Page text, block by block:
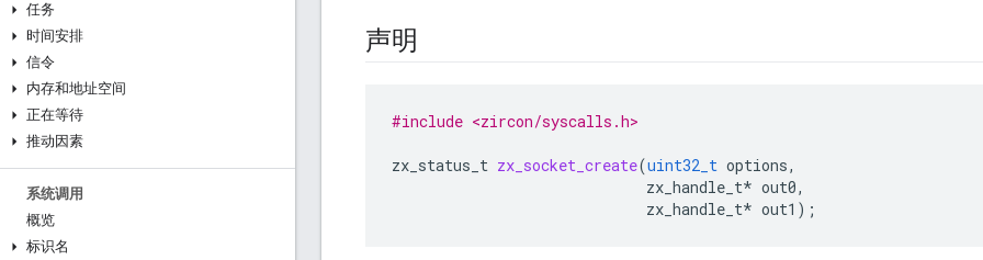
任务
时间安排
信令
内存和地址空间
正在等待
推动因素
系统调用
概览
标识名
声明
#include <zircon/syscalls.h>
zx_status_t zx_socket_create(uint32_t options,
zx_handle_t* out0,
zx_handle_t* out1 );